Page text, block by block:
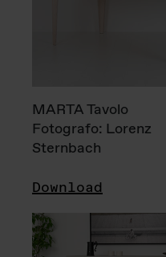
MARTA Tavolo
Fotografo: Lorenz
Sternbach
Download